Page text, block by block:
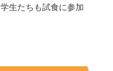
学生たちも試食に参加